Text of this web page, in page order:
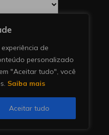
de
personalizado
"Aceitar tudo", você
Saiba mais
Aceitar tudo